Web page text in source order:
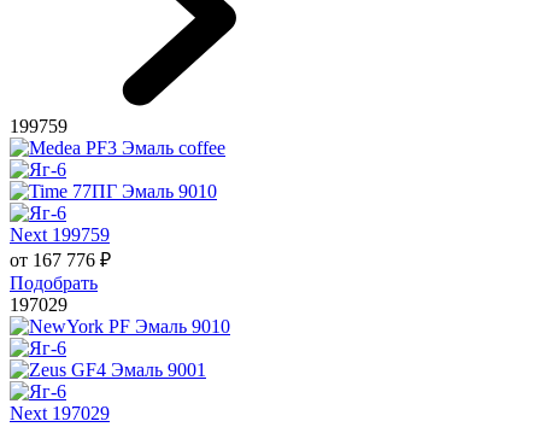
199759
Next 199759
от 167 776 ₽
Подобрать
197029
Next 197029